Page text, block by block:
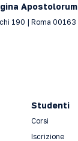
Apostolorum
190 | Roma 00163
Studenti
Corsi
Iscrizione